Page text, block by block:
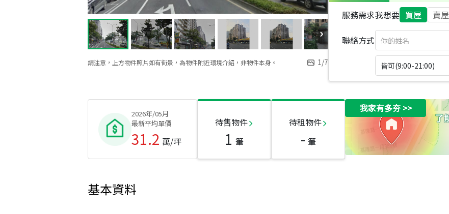
請注意，上方物件照片如有街景，為物件附近環境介紹，非物件本身。 1/7
服務需求我想要 買屋 賣屋
聯絡方式
皆可(9:00-21:00)
2026年/05月
最新平均單價
31.2 萬/坪
待售物件
1 筆
待租物件
- 筆
我家有多夯>>
基本資料